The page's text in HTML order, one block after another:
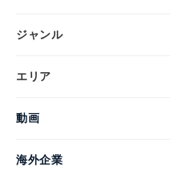
ジャンル
エリア
動画
海外企業